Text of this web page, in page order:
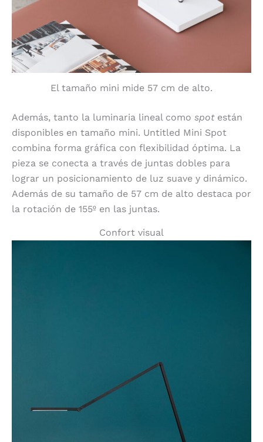
El tamaño mini mide 57 cm de alto.
Además, tanto la luminaria lineal como spotestán
disponibles en tamaño mini. Untitled Mini Spot
combina forma gráfica con flexibilidad óptima. La
pieza se conecta a través de juntas dobles para
lograr un posicionamiento de luz suave y dinámico.
Además de su tamaño de 57 cm de alto destaca por
la rotación de 155º en las juntas.
Confort visual